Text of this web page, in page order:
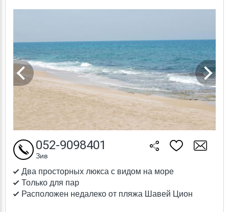
Два просторных люкса с видом на море
Только для пар
Расположен недалеко от пляжа Шавей Цион
052-9098401
Зив